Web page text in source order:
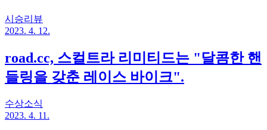
시승리뷰
2023. 4. 12.
road.cc, 스컬트라 리미티드는 "달콤한 핸
들링을 갖춘 레이스 바이크".
수상소식
2023. 4. 11.